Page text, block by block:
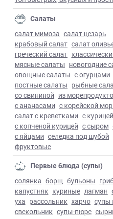
Салаты
салат мимоза салат цезарь
крабовый салат салат
греческий салат
мясные салаты новогодние
овощные салаты с огурцами
постные салаты рыбные
со свининой из
с ананасами с корейской
салат с креветками с курицей
с копченой курицей с сыром
с яйцами селедка под шубой
фруктовые
Первые блюда (супы)
солянка борщ бульоны
капустняк куриные лагман
уха рассольник харчо супы
свекольник супы-пюре